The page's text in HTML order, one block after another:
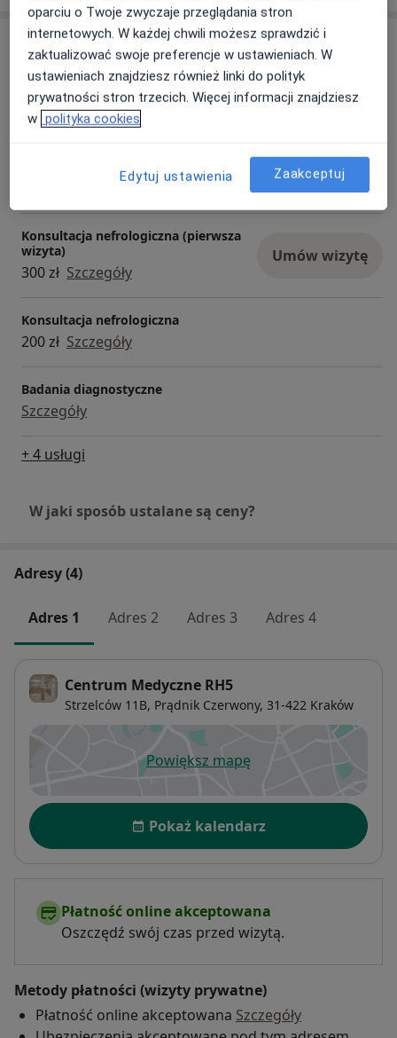
Usługi i ceny
Konsultacja internistyczna
200 zł Szczegóły Umów wizytę
Umów wizytę
Konsultacja nefrologiczna (pierwsza
wizyta)
300 zł Szczegóły
Umów wizytę
Konsultacja nefrologiczna
200 zł Szczegóły
Badania diagnostyczne
Szczegóły
+ 4 usługi
W jaki sposób ustalane są ceny?
Adresy (4)
Adres 1 Adres 2 Adres 3 Adres 4
Centrum Medyczne RH5
Strzelców 11B, Prądnik Czerwony, 31-422 Kraków
Powiększ mapęotwiera się w nowej karcie
Dostępność
Pokaż kalendarz
Płatność online akceptowana
Oszczędź swój czas przed wizytą.
Metody płatności (wizyty prywatne)
Płatność online akceptowana Szczegóły
oparciu o Twoje zwyczaje przeglądania stron
internetowych. W każdej chwili możesz sprawdzić i
zaktualizować swoje preferencje w ustawieniach. W
ustawieniach znajdziesz również linki do polityk
prywatności stron trzecich. Więcej informacji znajdziesz
w polityka cookies
Edytuj ustawienia Zaakceptuj